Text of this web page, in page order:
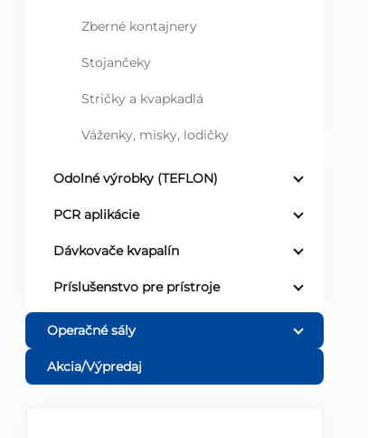
Zberné kontajnery
Stojančeky
Stričky a kvapkadlá
Váženky, misky, lodičky
Odolné výrobky (TEFLON)
PCR aplikácie
Dávkovače kvapalín
Príslušenstvo pre prístroje
Operačné sály
Akcia/Výpredaj